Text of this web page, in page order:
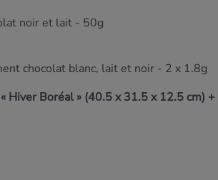
noir et lait - 50g
chocolat blanc, lait et noir - 2 x 1.8g
Hiver Boréal » (40.5 x 31.5 x 12.5 cm) +